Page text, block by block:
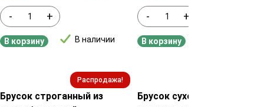
- +
В наличии
В корзину
- +
В корзину
Распродажа!
Брусок строганный из
Брусок сухой строганный